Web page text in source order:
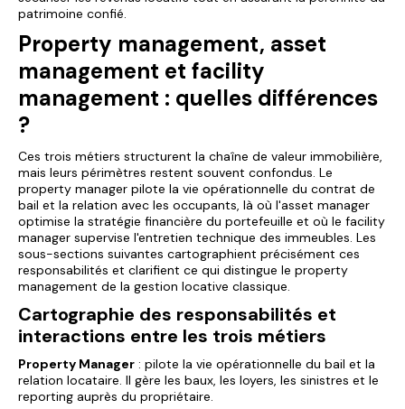
patrimoine confié.
Property management, asset
management et facility
management : quelles différences
?
Ces trois métiers structurent la chaîne de valeur immobilière,
mais leurs périmètres restent souvent confondus. Le
property manager pilote la vie opérationnelle du contrat de
bail et la relation avec les occupants, là où l'asset manager
optimise la stratégie financière du portefeuille et où le facility
manager supervise l'entretien technique des immeubles. Les
sous-sections suivantes cartographient précisément ces
responsabilités et clarifient ce qui distingue le property
management de la gestion locative classique.
Cartographie des responsabilités et
interactions entre les trois métiers
Property Manager : pilote la vie opérationnelle du bail et la
relation locataire. Il gère les baux, les loyers, les sinistres et le
reporting auprès du propriétaire.